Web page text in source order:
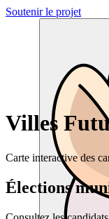
Soutenir le projet
Villes
Carte interactive des
Élections